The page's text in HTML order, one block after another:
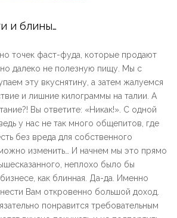
и блины…
точек фаст-фуда, которые продают
далеко не полезную пищу. Мы с
эту вкуснятину, а затем жалуемся
и лишние килограммы на талии. А
Вы ответите: «Никак!». С одной
у нас не так много общепитов, где
без вреда для собственного
изменить… И начнем мы это прямо
неплохо было бы
как блинная. Да-да. Именно
Вам откровенно большой доход.
понравится требовательным